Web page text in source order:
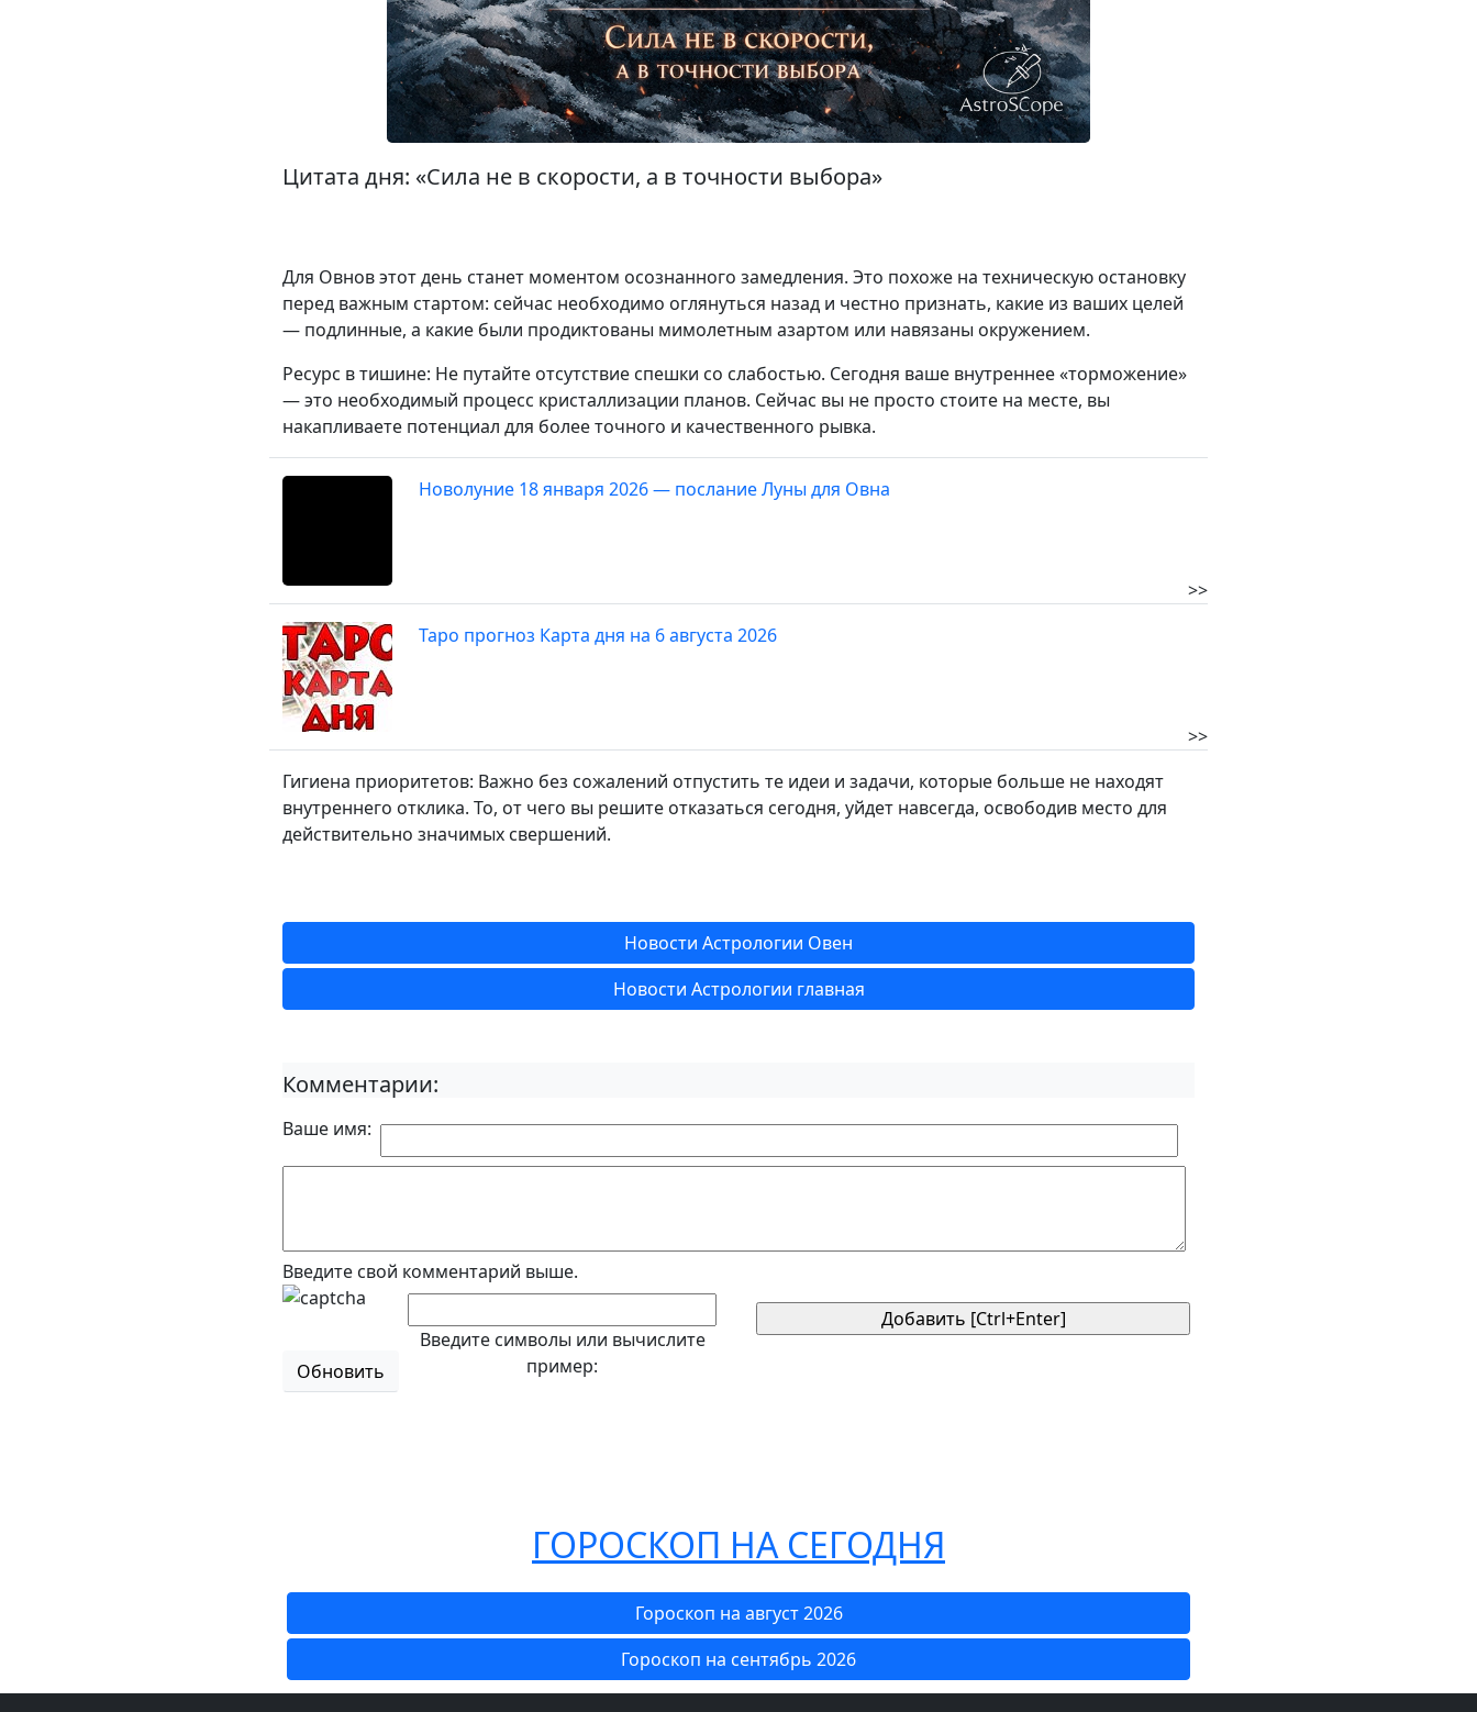
Цитата дня: «Сила не в скорости, а в точности выбора»
Для Овнов этот день станет моментом осознанного замедления. Это похоже на техническую остановку
перед важным стартом: сейчас необходимо оглянуться назад и честно признать, какие из ваших целей
— подлинные, а какие были продиктованы мимолетным азартом или навязаны окружением.
Ресурс в тишине: Не путайте отсутствие спешки со слабостью. Сегодня ваше внутреннее «торможение»
— это необходимый процесс кристаллизации планов. Сейчас вы не просто стоите на месте, вы
накапливаете потенциал для более точного и качественного рывка.
Новолуние 18 января 2026 — послание Луны для Овна
>>
Таро прогноз Карта дня на 6 августа 2026
>>
Гигиена приоритетов: Важно без сожалений отпустить те идеи и задачи, которые больше не находят
внутреннего отклика. То, от чего вы решите отказаться сегодня, уйдет навсегда, освободив место для
действительно значимых свершений.
Новости Астрологии Овен
Новости Астрологии главная
Комментарии:
Ваше имя:
Введите свой комментарий выше.
Обновить
Введите символы или вычислите
пример:
ГОРОСКОП НА СЕГОДНЯ
Гороскоп на август 2026
Гороскоп на сентябрь 2026